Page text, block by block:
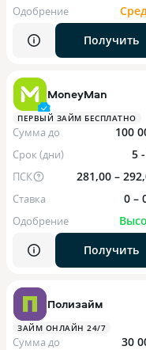
Одобрение
Получить
MoneyMan
ПЕРВЫЙ ЗАЙМ БЕСПЛАТНО
Сумма до 100
Срок (дни) 5
ПСК 281,00 –
Ставка 0 –
Одобрение
Получить
Полизайм
ЗАЙМ ОНЛАЙН 24/7
Сумма до 30